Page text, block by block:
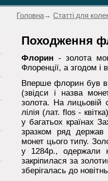
Головна→ Статті для
Походження
Флорин - золота
Флоренції, а згодом
Вперше флорин був
(звідси і назва
золота. На лицьовій
лілія (лат. flos -
у багатьох країнах
зразком ряд держав
монет цього типу.
у 1284р., одержали
закріпилася за
зберігалась до